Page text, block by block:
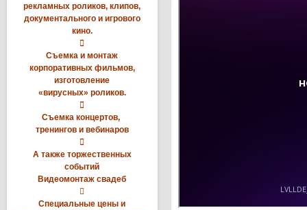
рекламных роликов, клипов,
документального и игрового
кино.

Съемка и монтаж
корпоративных фильмов,
изготовление
«вирусных» роликов.

Съемка концертов,
тренингов и вебинаров

А также торжественных
событий
Видеомонтаж свадеб

Специальные цены и